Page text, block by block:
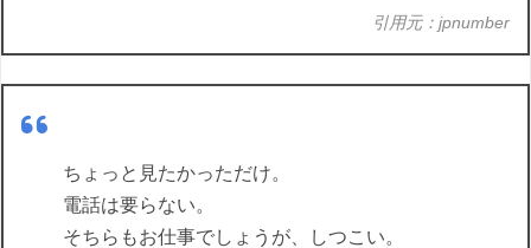
引用元：jpnumber
ちょっと見たかっただけ。
電話は要らない。
そちらもお仕事でしょうが、しつこい。